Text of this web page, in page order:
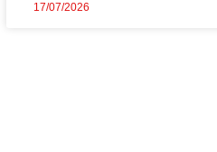
17/07/2026